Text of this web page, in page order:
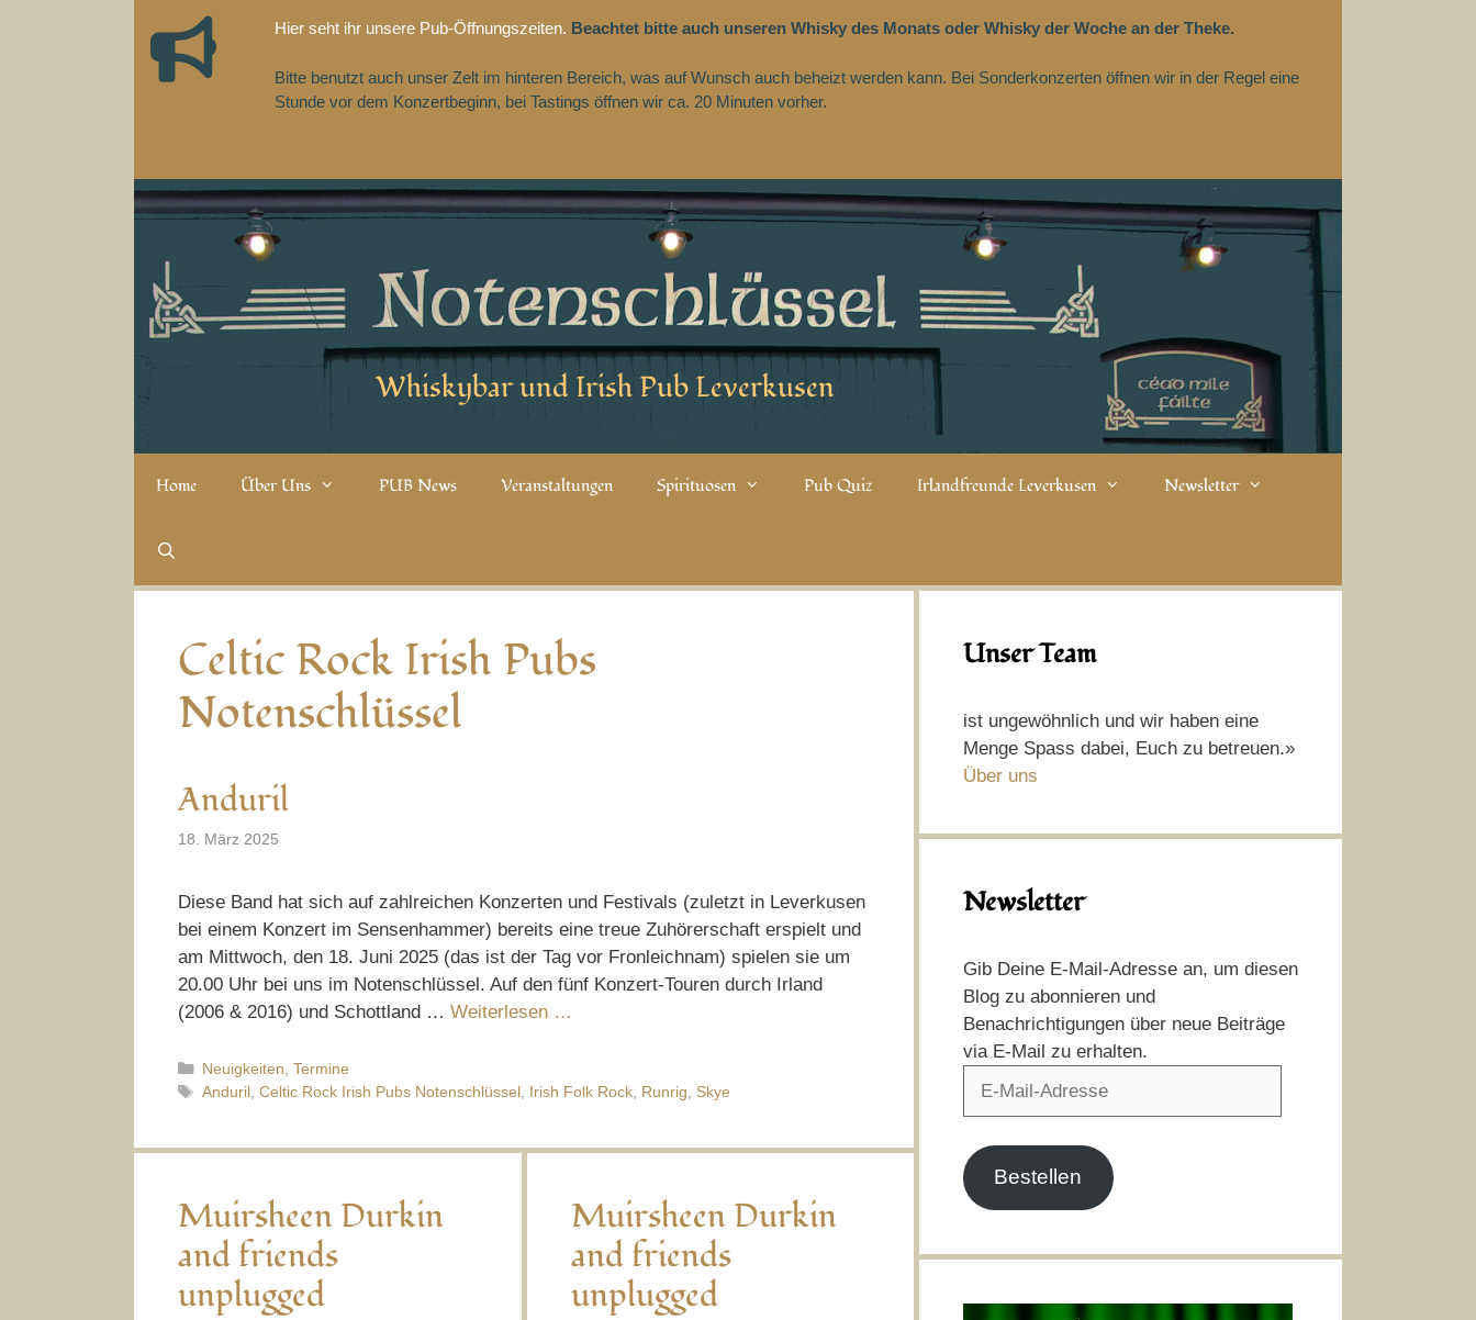
Hier seht ihr unsere Pub-Öffnungszeiten. Beachtet bitte auch unseren Whisky des Monats oder Whisky der Woche an der Theke.
Bitte benutzt auch unser Zelt im hinteren Bereich, was auf Wunsch auch beheizt werden kann. Bei Sonderkonzerten öffnen wir in der Regel eine
Stunde vor dem Konzertbeginn, bei Tastings öffnen wir ca. 20 Minuten vorher.
Whiskybar und Irish Pub Leverkusen
Home Über Uns PUB News Veranstaltungen Spirituosen Pub Quiz Irlandfreunde Leverkusen Newsletter
Celtic Rock Irish Pubs
Notenschlüssel
Anduril
18. März 2025
Diese Band hat sich auf zahlreichen Konzerten und Festivals (zuletzt in Leverkusen
bei einem Konzert im Sensenhammer) bereits eine treue Zuhörerschaft erspielt und
am Mittwoch, den 18. Juni 2025 (das ist der Tag vor Fronleichnam) spielen sie um
20.00 Uhr bei uns im Notenschlüssel. Auf den fünf Konzert-Touren durch Irland
(2006 & 2016) und Schottland … Weiterlesen …
Kategorien
Neuigkeiten Termine
Schlagwörter
Anduril, Celtic Rock Irish Pubs Notenschlüssel, Irish Folk Rock, Runrig Skye
Muirsheen Durkin
and friends
unplugged
Muirsheen Durkin
and friends
unplugged
Unser Team
ist ungewöhnlich und wir haben eine
Menge Spass dabei, Euch zu betreuen.»
Über uns
Newsletter
Gib Deine E-Mail-Adresse an, um diesen
Blog zu abonnieren und
Benachrichtigungen über neue Beiträge
via E-Mail zu erhalten.
Bestellen